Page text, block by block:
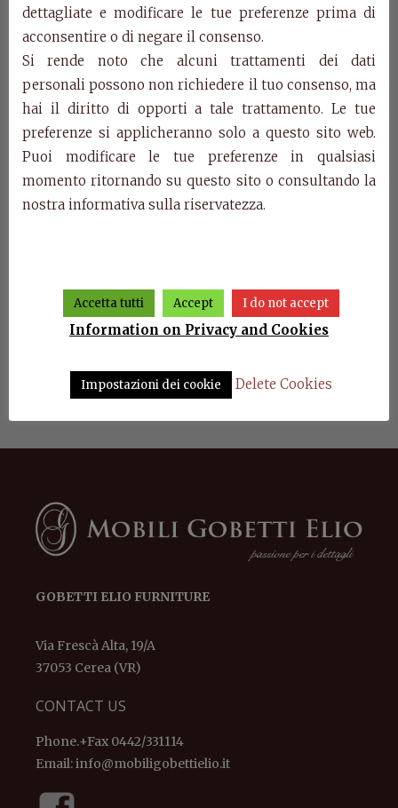
cm. w.200 d. 55 h. 102
Idea Contemporanea Collection
Related Products
Contemporanea
doors Idea Contemporanea
GOBETTI ELIO FURNITURE
Via Frescà Alta, 19/A
37053 Cerea (VR)
CONTACT US
Phone.+Fax 0442/331114
Email:info@mobiligobettielio.it
dettagliate e modificare le tue preferenze prima di
acconsentire o di negare il consenso.
Si rende noto che alcuni trattamenti dei dati
personali possono non richiedere il tuo consenso, ma
hai il diritto di opporti a tale trattamento. Le tue
preferenze si applicheranno solo a questo sito web.
Puoi modificare le tue preferenze in qualsiasi
momento ritornando su questo sito o consultando la
nostra informativa sulla riservatezza.
Accetta tutti Accept I do not accept
Information on Privacy and Cookies
Impostazioni dei cookie Delete Cookies